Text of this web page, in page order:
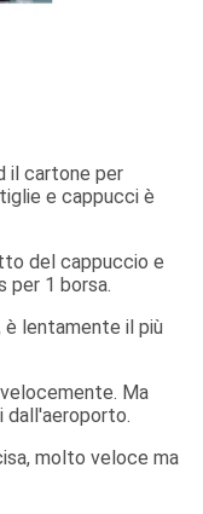
il cartone per
e cappucci è
del cappuccio e
1 borsa.
è lentamente il più
Ma
molto veloce ma